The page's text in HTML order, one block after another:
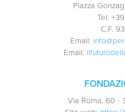
Piazza
Tel:
C.F.
Email:
Email:
Via Roma, 60 -